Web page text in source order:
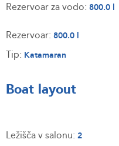
Rezervoar za vodo: 800.0 l
Rezervoar: 800.0 l
Tip: Katamaran
Boat layout
Ležišča v salonu: 2